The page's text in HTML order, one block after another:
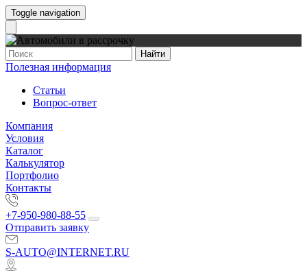
Toggle navigation
Найти
Полезная информация
Статьи
Вопрос-ответ
Компания
Условия
Каталог
Калькулятор
Портфолио
Контакты
+7-950-980-88-55
Отправить заявку
S-AUTO@INTERNET.RU